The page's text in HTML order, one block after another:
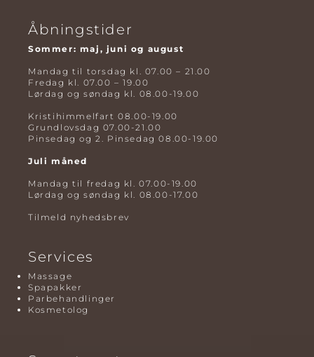
Åbningstider
Sommer: maj, juni og august
Mandag til torsdag kl. 07.00 – 21.00
Fredag kl. 07.00 – 19.00
Lørdag og søndag kl. 08.00-19.00
Kristihimmelfart 08.00-19.00
Grundlovsdag 07.00-21.00
Pinsedag og 2. Pinsedag 08.00-19.00
Juli måned
Mandag til fredag kl. 07.00-19.00
Lørdag og søndag kl. 08.00-17.00
Tilmeld nyhedsbrev
Services
Massage
Spapakker
Parbehandlinger
Kosmetolog